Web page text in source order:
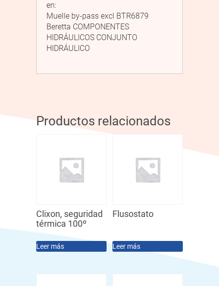
en:
Muelle by-pass excl BTR6879
Beretta COMPONENTES
HIDRÁULICOS CONJUNTO
HIDRÁULICO
Productos relacionados
Clixon, seguridad
térmica 100º
Leer más
Flusostato
Leer más